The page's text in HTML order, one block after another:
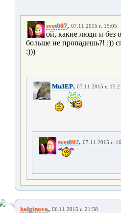
svet007, 07.11.2015 г. 15:05
ой, какие люди и без
больше не пропадешь?! ;))
;)))
Mu3EP, 07.11.2015 г.
svet007, 07.11.2015 г.
kolginova, 06.11.2015 г. 21:58